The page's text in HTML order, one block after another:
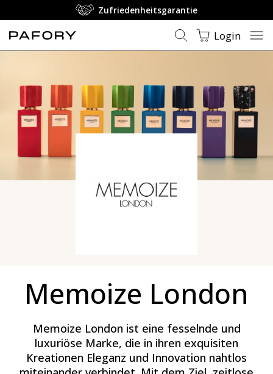
Zufriedenheitsgarantie
Login
Memoize London
Memoize London ist eine fesselnde und
luxuriöse Marke, die in ihren exquisiten
Kreationen Eleganz und Innovation nahtlos